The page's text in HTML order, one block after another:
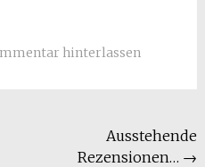
hinterlassen
Ausstehende
Rezensionen… →